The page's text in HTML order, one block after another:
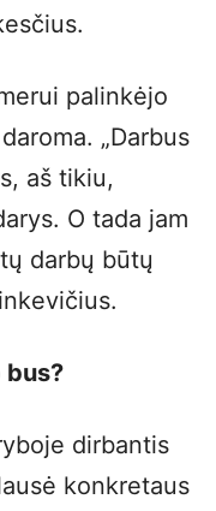
palinkėjo
„Darbus
aš tikiu,
O tada jam
darbų būtų
bus?
dirbantis
konkretaus